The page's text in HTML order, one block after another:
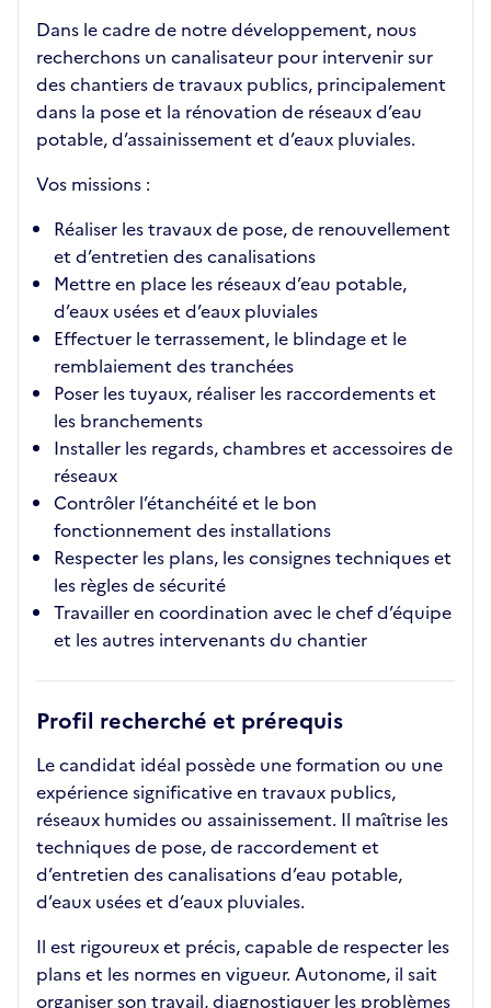
Dans le cadre de notre développement, nous
recherchons un canalisateur pour intervenir sur
des chantiers de travaux publics, principalement
dans la pose et la rénovation de réseaux d’eau
potable, d’assainissement et d’eaux pluviales.
Vos missions :
Réaliser les travaux de pose, de renouvellement
et d’entretien des canalisations
Mettre en place les réseaux d’eau potable,
d’eaux usées et d’eaux pluviales
Effectuer le terrassement, le blindage et le
remblaiement des tranchées
Poser les tuyaux, réaliser les raccordements et
les branchements
Installer les regards, chambres et accessoires de
réseaux
Contrôler l’étanchéité et le bon
fonctionnement des installations
Respecter les plans, les consignes techniques et
les règles de sécurité
Travailler en coordination avec le chef d’équipe
et les autres intervenants du chantier
Profil recherché et prérequis
Le candidat idéal possède une formation ou une
expérience significative en travaux publics,
réseaux humides ou assainissement. Il maîtrise les
techniques de pose, de raccordement et
d’entretien des canalisations d’eau potable,
d’eaux usées et d’eaux pluviales.
Il est rigoureux et précis, capable de respecter les
plans et les normes en vigueur. Autonome, il sait
organiser son travail, diagnostiquer les problèmes